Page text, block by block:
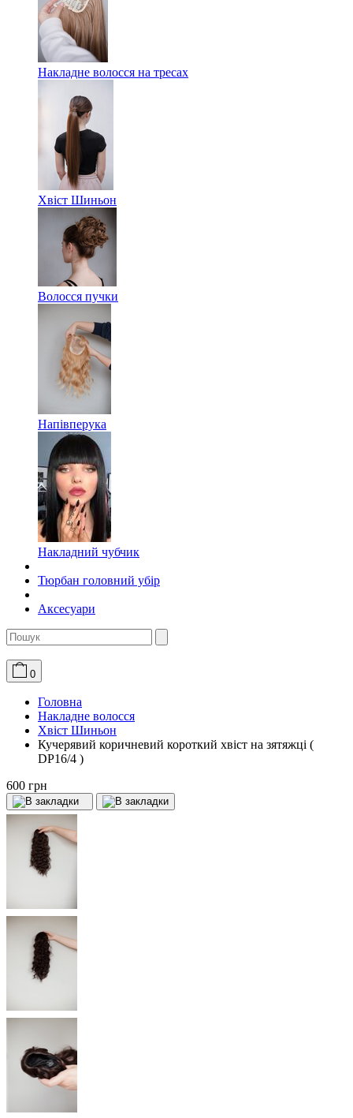
Накладне волосся на тресах
Хвіст Шиньон
Волосся пучки
Напівперука
Накладний чубчик
Тюрбан головний убір
Аксесуари
0
Головна
Накладне волосся
Хвіст Шиньон
Кучерявий коричневий короткий хвіст на зятяжці (
DP16/4 )
600 грн